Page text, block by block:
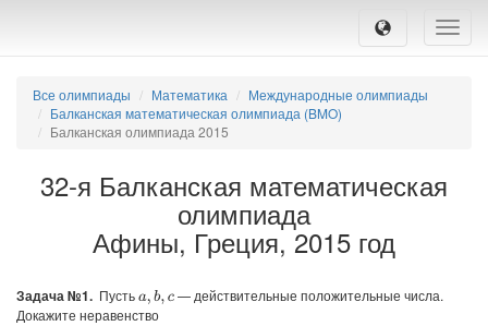
Toggle
Все олимпиады Математика
Международные олимпиады
Балканская математическая олимпиада (BMO)
Балканская олимпиада 2015
32-я Балканская математическая
олимпиада
Афины, Греция, 2015 год
Задача №1. Пустьa,b,c
— действительные положительные числа.
Докажите неравенство